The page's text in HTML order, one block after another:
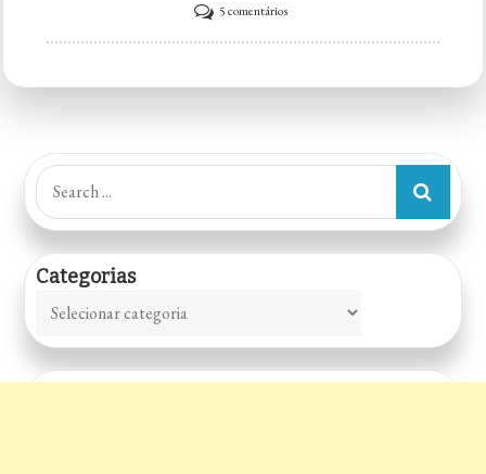
5 comentáriosem
Mexicaníssimo
Search
for:
Categorias
Categorias